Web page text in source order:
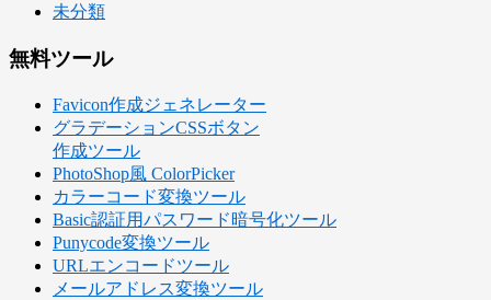
未分類
無料ツール
Favicon作成ジェネレーター
グラデーションCSSボタン
作成ツール
PhotoShop風 ColorPicker
カラーコード変換ツール
Basic認証用パスワード暗号化ツール
Punycode変換ツール
URLエンコードツール
メールアドレス変換ツール